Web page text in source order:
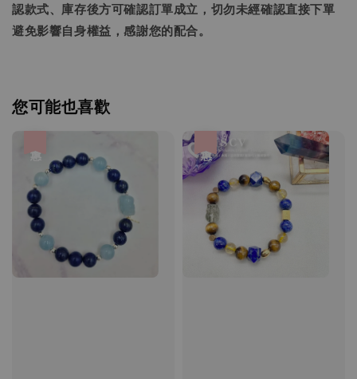
認款式、庫存後方可確認訂單成立，切勿未經確認直接下單
避免影響自身權益，感謝您的配合。
您可能也喜歡